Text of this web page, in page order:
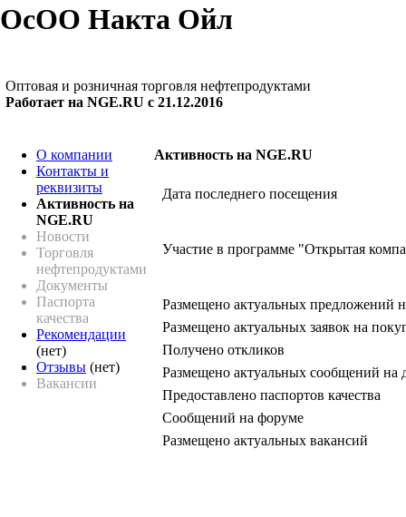
ОсОО Накта Ойл
Оптовая и розничная торговля нефтепродуктами
Работает на NGE.RU с 21.12.2016
О компании
Контакты и
реквизиты
Активность на
NGE.RU
Новости
Торговля
нефтепродуктами
Документы
Паспорта
качества
Рекомендации
(нет)
Отзывы (нет)
Вакансии
Активность на NGE.RU
Дата последнего посещения
Участие в программе "Открытая
Размещено актуальных предложений
Размещено актуальных заявок на
Получено откликов
Размещено актуальных сообщений на
Предоставлено паспортов качества
Сообщений на форуме
Размещено актуальных вакансий